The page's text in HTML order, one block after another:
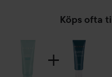
Köps ofta